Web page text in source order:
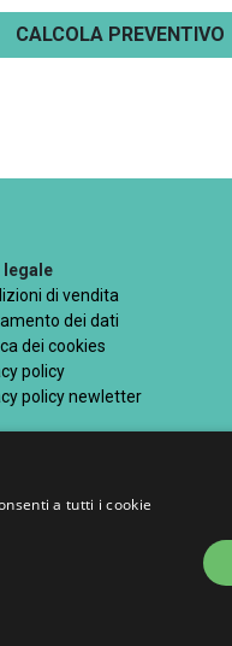
CALCOLA PREVENTIVO
legale
di vendita
dei dati
dei cookies
policy
policy newletter
Metodi di pagamento
a tutti i cookie